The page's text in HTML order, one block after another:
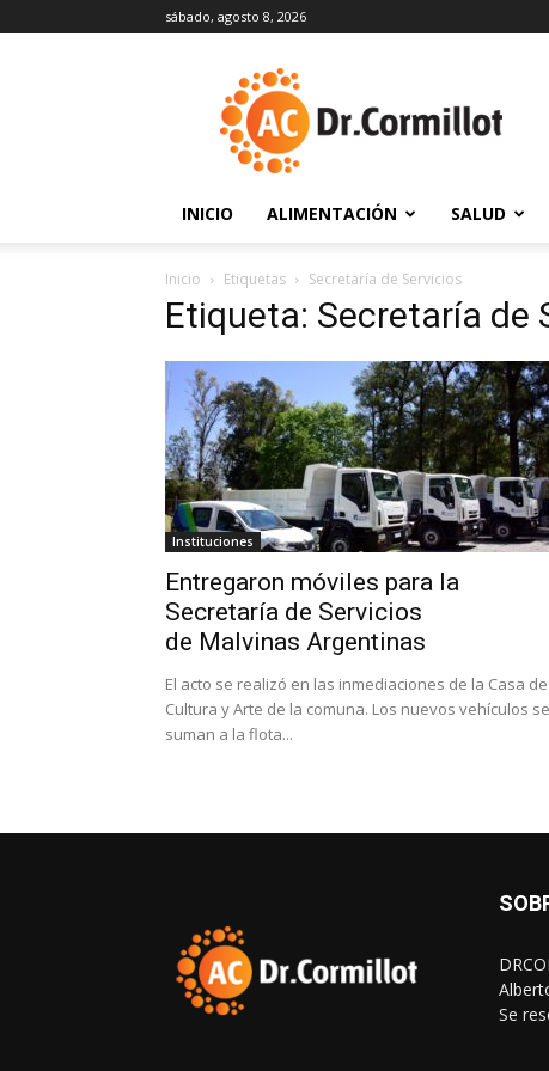
sábado, agosto 8, 2026
INICIO ALIMENTACIÓN SALUD
Inicio Etiquetas Secretaría de Servicios
Etiqueta: Secretaría de
Instituciones
Entregaron móviles para la
Secretaría de Servicios
de Malvinas Argentinas
El acto se realizó en las inmediaciones de la Casa de
Cultura y Arte de la comuna. Los nuevos vehículos se
suman a la flota...
Se